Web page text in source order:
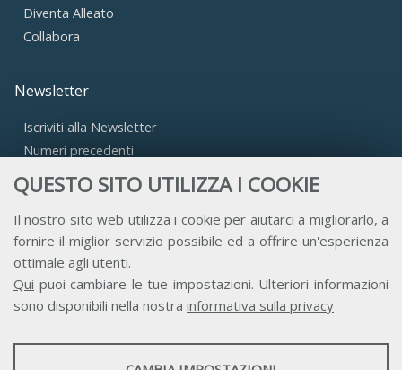
QUESTO SITO UTILIZZA I COOKIE
Il nostro sito web utilizza i cookie per aiutarci a migliorarlo, a
fornire il miglior servizio possibile ed a offrire un'esperienza
ottimale agli utenti.
Qui puoi cambiare le tue impostazioni. Ulteriori informazioni
sono disponibili nella nostra informativa sulla privacy
STATISTICHE
Diventa Alleato
Collabora
Newsletter
Iscriviti alla Newsletter
Numeri precedenti
Accesso Aderenti
Accesso Consulta
Accesso Team